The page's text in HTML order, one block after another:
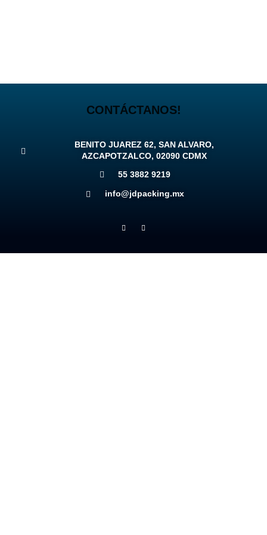
CONTÁCTANOS!
BENITO JUAREZ 62, SAN ALVARO,
AZCAPOTZALCO, 02090 CDMX
55 3882 9219
info@jdpacking.mx